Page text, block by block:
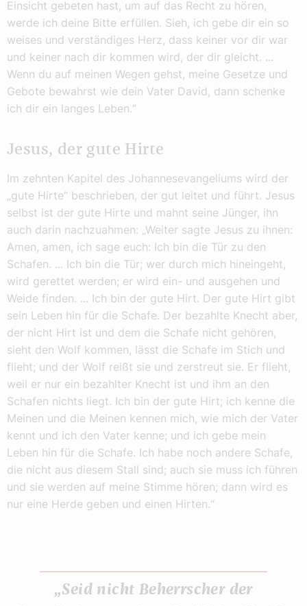
Einsicht gebeten hast, um auf das Recht zu hören,
werde ich deine Bitte erfüllen. Sieh, ich gebe dir ein so
weises und verständiges Herz, dass keiner vor dir war
und keiner nach dir kommen wird, der dir gleicht. ...
Wenn du auf meinen Wegen gehst, meine Gesetze und
Gebote bewahrst wie dein Vater David, dann schenke
ich dir ein langes Leben.“
Jesus, der gute Hirte
Im zehnten Kapitel des Johannesevangeliums wird der
„gute Hirte“ beschrieben, der gut leitet und führt. Jesus
selbst ist der gute Hirte und mahnt seine Jünger, ihn
auch darin nachzuahmen: „Weiter sagte Jesus zu ihnen:
Amen, amen, ich sage euch: Ich bin die Tür zu den
Schafen. ... Ich bin die Tür; wer durch mich hineingeht,
wird gerettet werden; er wird ein- und ausgehen und
Weide finden. ... Ich bin der gute Hirt. Der gute Hirt gibt
sein Leben hin für die Schafe. Der bezahlte Knecht aber,
der nicht Hirt ist und dem die Schafe nicht gehören,
sieht den Wolf kommen, lässt die Schafe im Stich und
flieht; und der Wolf reißt sie und zerstreut sie. Er flieht,
weil er nur ein bezahlter Knecht ist und ihm an den
Schafen nichts liegt. Ich bin der gute Hirt; ich kenne die
Meinen und die Meinen kennen mich, wie mich der Vater
kennt und ich den Vater kenne; und ich gebe mein
Leben hin für die Schafe. Ich habe noch andere Schafe,
die nicht aus diesem Stall sind; auch sie muss ich führen
und sie werden auf meine Stimme hören; dann wird es
nur eine Herde geben und einen Hirten.“
„Seid nicht Beherrscher der